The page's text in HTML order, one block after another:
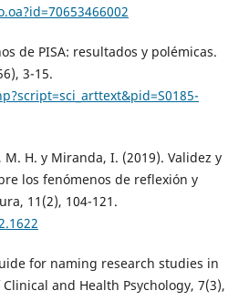
de PISA: resultados y polémicas.
3-15.
M. H. y Miranda, I. (2019). Validez y
los fenómenos de reflexión y
11(2), 104-121.
for naming research studies in
and Health Psychology, 7(3),